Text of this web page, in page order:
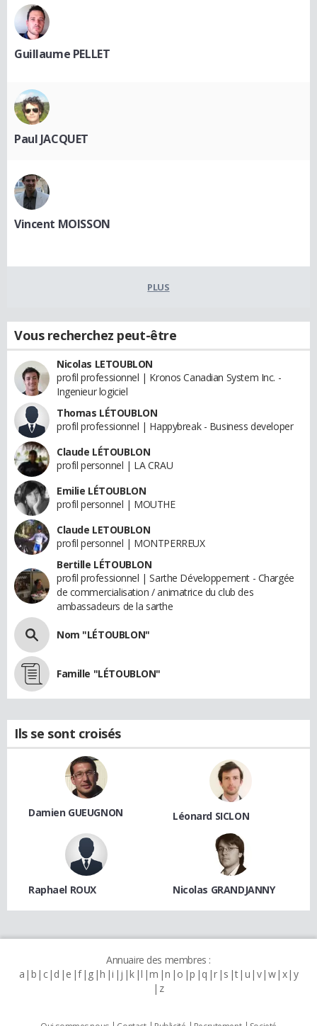
Guillaume PELLET
Paul JACQUET
Vincent MOISSON
PLUS
Vous recherchez peut-être
Nicolas LETOUBLON
profil professionnel | Kronos Canadian System Inc. -
Ingenieur logiciel
Thomas LÉTOUBLON
profil professionnel | Happybreak - Business developer
Claude LÉTOUBLON
profil personnel | LA CRAU
Emilie LÉTOUBLON
profil personnel | MOUTHE
Claude LETOUBLON
profil personnel | MONTPERREUX
Bertille LÉTOUBLON
profil professionnel | Sarthe Développement - Chargée
de commercialisation / animatrice du club des
ambassadeurs de la sarthe
Nom "LÉTOUBLON"
Famille "LÉTOUBLON"
Ils se sont croisés
Damien GUEUGNON Léonard SICLON
Raphael ROUX Nicolas GRANDJANNY
Annuaire des membres :
a b c d e f g h i j k l m n o p q r s t u v w x y
z